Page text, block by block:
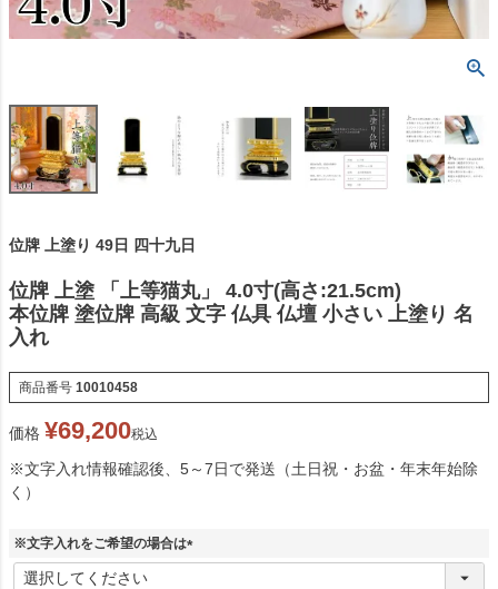
位牌 上塗り 49日 四十九日
位牌 上塗 「上等猫丸」 4.0寸(高さ:21.5cm)
本位牌 塗位牌 高級 文字 仏具 仏壇 小さい 上塗り 名
入れ
商品番号 10010458
価格 ¥69,200税込
※文字入れ情報確認後、5～7日で発送（土日祝・お盆・年末年始除
く）
※文字入れをご希望の場合は
(